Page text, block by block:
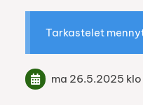
Tarkastelet
ma 26.5.2025